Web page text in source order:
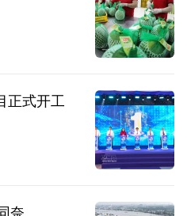
正式开工
奈